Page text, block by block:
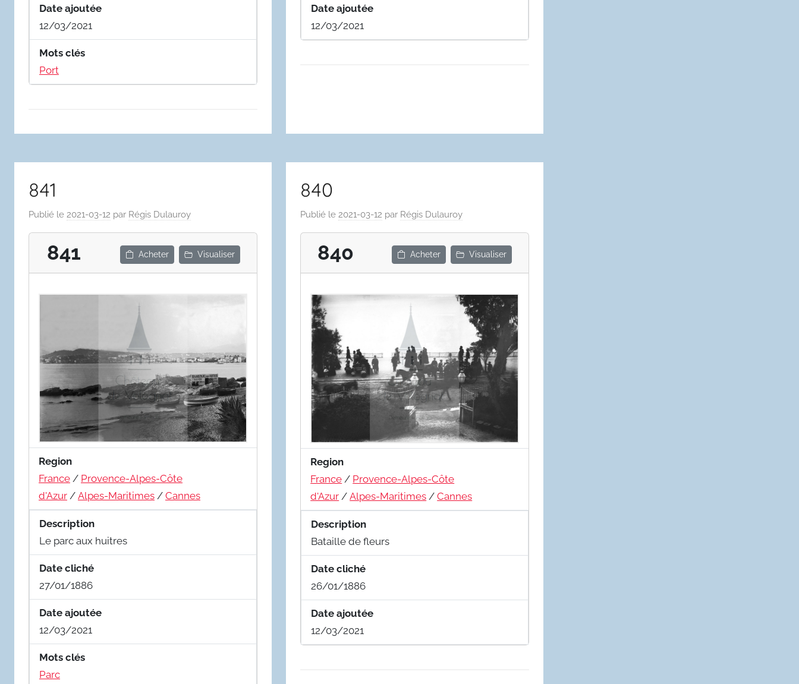
Date ajoutée
12/03/2021
Mots clés
Port
Date ajoutée
12/03/2021
841
Publié le 2021-03-12 par Régis Dulauroy
841 Acheter Visualiser
Region
France / Provence-Alpes-Côte
d'Azur / Alpes-Maritimes / Cannes
Description
Le parc aux huitres
Date cliché
27/01/1886
Date ajoutée
12/03/2021
Mots clés
Parc
840
Publié le2021-03-12 par Régis Dulauroy
840 Acheter Visualiser
Region
France / Provence-Alpes-Côte
d'Azur /Alpes-Maritimes /Cannes
Description
Bataille de fleurs
Date cliché
26/01/1886
Date ajoutée
12/03/2021